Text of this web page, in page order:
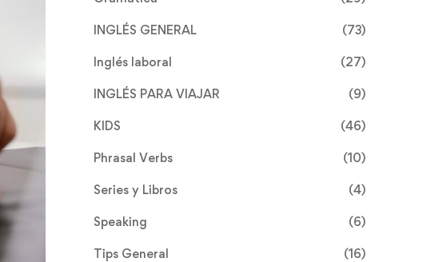
INGLÉS GENERAL (73)
Inglés laboral (27)
INGLÉS PARA VIAJAR (9)
KIDS (46)
Phrasal Verbs (10)
Series y Libros (4)
Speaking (6)
Tips General (16)